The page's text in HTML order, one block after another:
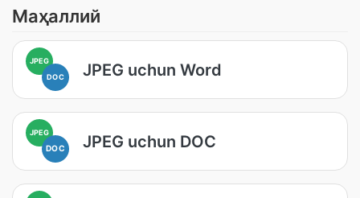
Маҳаллий
JPEG
DOC
JPEG uchun Word
JPEG
DOC JPEG uchun DOC